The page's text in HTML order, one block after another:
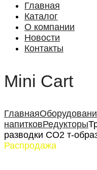
Главная
Каталог
О компании
Новости
Контакты
Mini Cart
Главная
напитковРедукторы
разводки СО2 т-
Распродажа